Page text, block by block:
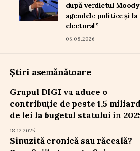
după verdictul
agendele politice și la
electoral”
08.08.2026
Știri asemănătoare
Grupul DIGI va aduce o
contribuție de peste 1,5
de lei la bugetul statului în
18.12.2025
Sinuzită cronică sau răceală?